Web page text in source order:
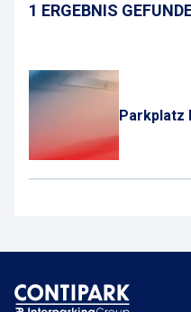
1 ERGEBNIS
Parkplatz